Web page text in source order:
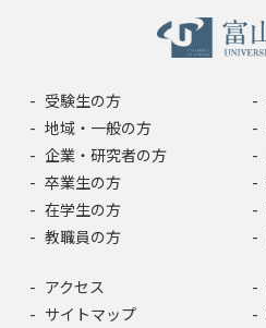
受験生の方
地域・一般の方
企業・研究者の方
卒業生の方
在学生の方
教職員の方
アクセス
サイトマップ